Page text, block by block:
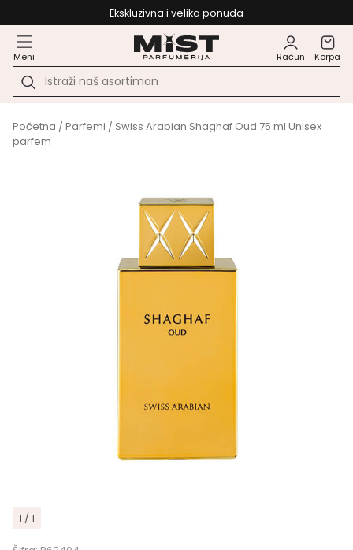
Ekskluzivna i velika ponuda
Meni Račun Korpa
Početna /Parfemi / Swiss Arabian Shaghaf Oud 75 ml Unisex
parfem
1 / 1